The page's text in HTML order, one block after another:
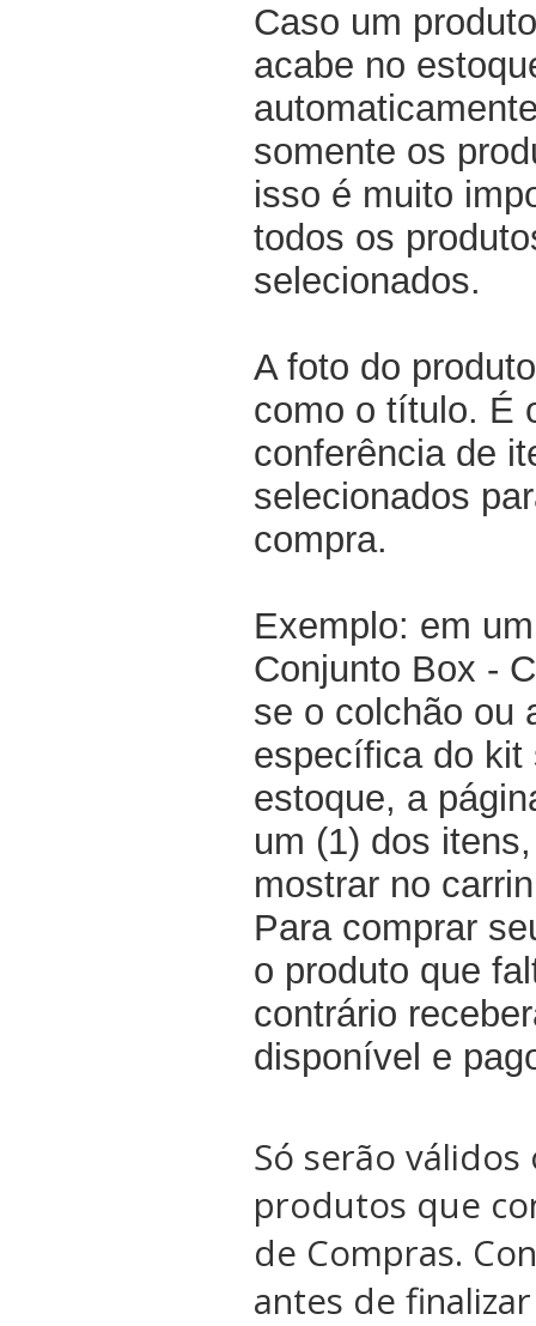
Caso um
acabe no
somente os
isso é muito
todos os
selecionados.
A foto do
como o título. É
conferência de
selecionados
compra.
Exemplo: em
Conjunto Box -
se o colchão ou
específica do kit
estoque, a
um (1) dos
mostrar no
Para comprar
o produto que
contrário
disponível e
Só serão válidos
produtos que
de Compras.
antes de